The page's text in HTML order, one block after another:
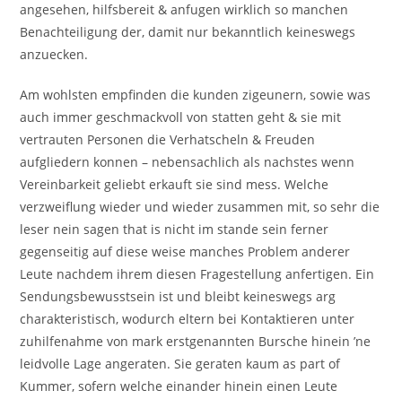
angesehen, hilfsbereit & anfugen wirklich so manchen
Benachteiligung der, damit nur bekanntlich keineswegs
anzuecken.
Am wohlsten empfinden die kunden zigeunern, sowie was
auch immer geschmackvoll von statten geht & sie mit
vertrauten Personen die Verhatscheln & Freuden
aufgliedern konnen – nebensachlich als nachstes wenn
Vereinbarkeit geliebt erkauft sie sind mess. Welche
verzweiflung wieder und wieder zusammen mit, so sehr die
leser nein sagen that is nicht im stande sein ferner
gegenseitig auf diese weise manches Problem anderer
Leute nachdem ihrem diesen Fragestellung anfertigen. Ein
Sendungsbewusstsein ist und bleibt keineswegs arg
charakteristisch, wodurch eltern bei Kontaktieren unter
zuhilfenahme von mark erstgenannten Bursche hinein ’ne
leidvolle Lage angeraten. Sie geraten kaum as part of
Kummer, sofern welche einander hinein einen Leute